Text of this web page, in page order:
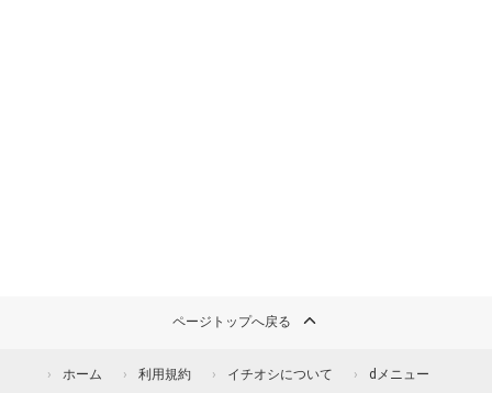
ページトップへ戻る
ホーム 利用規約 イチオシについて dメニュー